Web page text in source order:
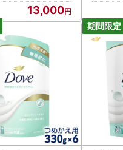
13,000